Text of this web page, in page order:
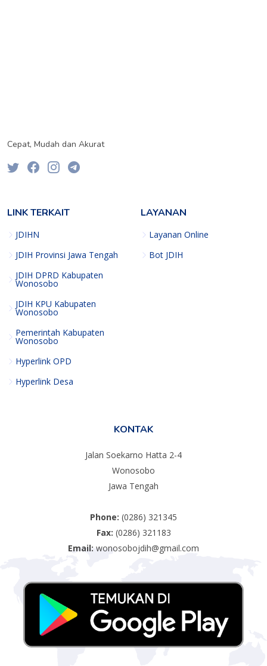
Cepat, Mudah dan Akurat
LINK TERKAIT
JDIHN
JDIH Provinsi Jawa Tengah
JDIH DPRD Kabupaten
Wonosobo
JDIH KPU Kabupaten
Wonosobo
Pemerintah Kabupaten
Wonosobo
Hyperlink OPD
Hyperlink Desa
LAYANAN
Layanan Online
Bot JDIH
KONTAK
Jalan Soekarno Hatta 2-4
Wonosobo
Jawa Tengah
Phone: (0286) 321345
Fax: (0286) 321183
Email: wonosobojdih@gmail.com